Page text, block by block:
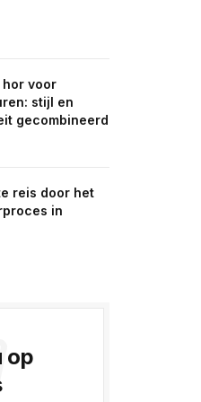
voor
stijl en
gecombineerd
reis door het
in
op